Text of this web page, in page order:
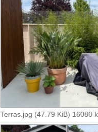
Terras.jpg (47.79 KiB) 16080